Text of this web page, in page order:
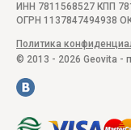
ИНН 7811568527 КПП
ОГРН 1137847494938
Политика
© 2013 - 2026 Geovita -